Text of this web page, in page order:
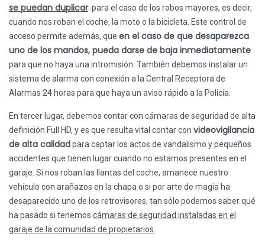
se puedan duplicar: para el caso de los robos mayores, es decir,
cuando nos roban el coche, la moto o la bicicleta. Este control de
acceso permite además, que en el caso de que desaparezca
uno de los mandos, pueda darse de baja inmediatamente
para que no haya una intromisión. También debemos instalar un
sistema de alarma con conexión a la Central Receptora de
Alarmas 24 horas para que haya un aviso rápido a la Policía.
En tercer lugar, debemos contar con cámaras de seguridad de alta
definición Full HD, y es que resulta vital contar con videovigilancia
de alta calidadpara captar los actos de vandalismo y pequeños
accidentes que tienen lugar cuando no estamos presentes en el
garaje. Si nos roban las llantas del coche, amanece nuestro
vehículo con arañazos en la chapa o si por arte de magia ha
desaparecido uno de los retrovisores, tan sólo podemos saber qué
ha pasado si tenemos cámaras de seguridad instaladas en el
garaje de la comunidad de propietarios